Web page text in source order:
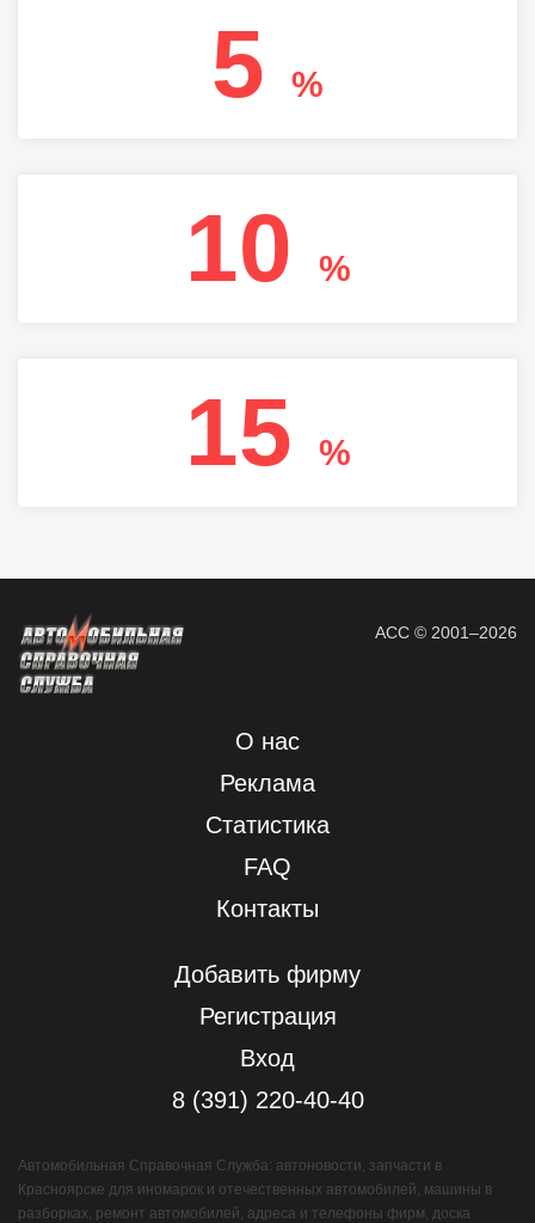
5 %
10 %
15 %
АСС © 2001–2026
О нас
Реклама
Статистика
FAQ
Контакты
Добавить фирму
Регистрация
Вход
8 (391) 220-40-40
Автомобильная Справочная Служба: автоновости, запчасти в
Красноярске для иномарок и отечественных автомобилей, машины в
разборках, ремонт автомобилей, адреса и телефоны фирм, доска